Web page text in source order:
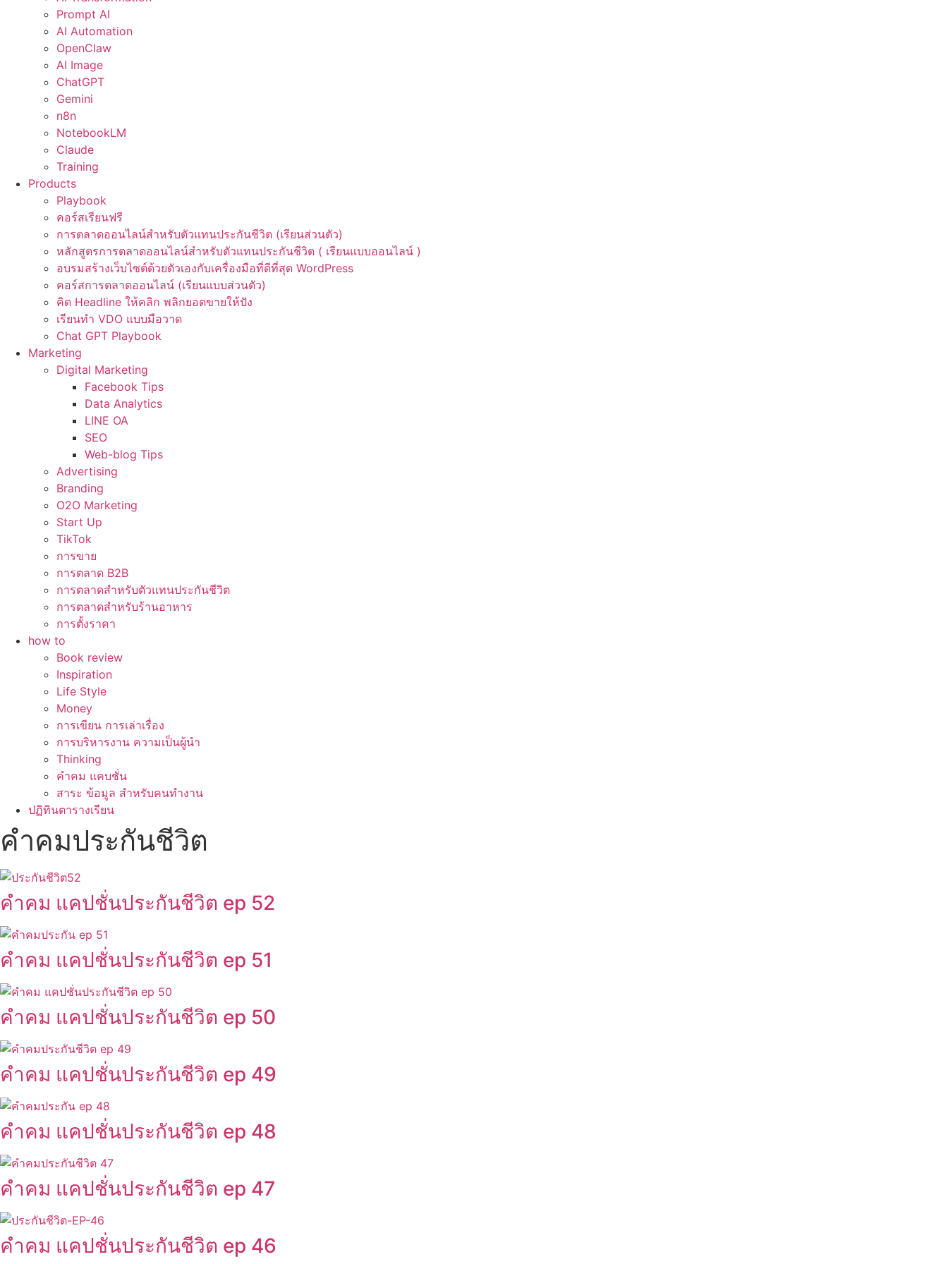
Prompt AI
AI Automation
OpenClaw
AI Image
ChatGPT
Gemini
n8n
NotebookLM
Claude
Training
Products
Playbook
คอร์สเรียนฟรี
การตลาดออนไลน์สำหรับตัวแทนประกันชีวิต (เรียนส่วนตัว)
หลักสูตรการตลาดออนไลน์สำหรับตัวแทนประกันชีวิต ( เรียนแบบออนไลน์ )
อบรมสร้างเว็บไซต์ด้วยตัวเองกับเครื่องมือที่ดีที่สุด WordPress
คอร์สการตลาดออนไลน์ (เรียนแบบส่วนตัว)
คิด Headline ให้คลิก พลิกยอดขายให้ปัง
เรียนทำ VDO แบบมือวาด
Chat GPT Playbook
Marketing
Digital Marketing
Facebook Tips
Data Analytics
LINE OA
SEO
Web-blog Tips
Advertising
Branding
O2O Marketing
Start Up
TikTok
การขาย
การตลาด B2B
การตลาดสำหรับตัวแทนประกันชีวิต
การตลาดสำหรับร้านอาหาร
การตั้งราคา
how to
Book review
Inspiration
Life Style
Money
การเขียน การเล่าเรื่อง
การบริหารงาน ความเป็นผู้นำ
Thinking
คำคม แคบชั่น
สาระ ข้อมูล สำหรับคนทำงาน
ปฏิทินตารางเรียน
คำคมประกันชีวิต
คำคม แคปชั่นประกันชีวิต ep 52
คำคม แคปชั่นประกันชีวิต ep 51
คำคม แคปชั่นประกันชีวิต ep 50
คำคม แคปชั่นประกันชีวิต ep 49
คำคม แคปชั่นประกันชีวิต ep 48
คำคม แคปชั่นประกันชีวิต ep 47
คำคม แคปชั่นประกันชีวิต ep 46